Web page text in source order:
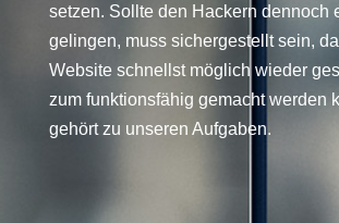
setzen. Sollte den Hackern dennoch
gelingen, muss sichergestellt sein,
Website schnellst möglich wieder
zum funktionsfähig gemacht werden
gehört zu unseren Aufgaben.